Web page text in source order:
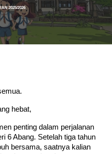
2025/2026
hebat,
penting dalam perjalanan
6 Abang. Setelah tiga tahun
bersama, saatnya kalian